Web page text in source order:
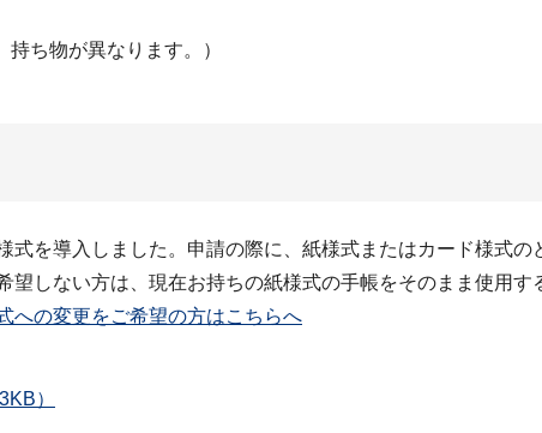
ち物が異なります。）
式を導入しました。申請の際に、紙様式またはカード様式の
望しない方は、現在お持ちの紙様式の手帳をそのまま使用す
への変更をご希望の方はこちらへ
）